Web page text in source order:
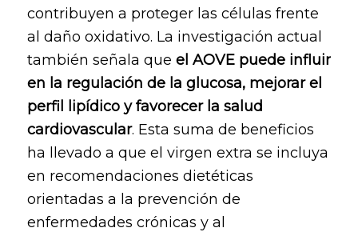
contribuyen a proteger las células frente
al daño oxidativo. La investigación actual
también señala que el AOVE puede influir
en la regulación de la glucosa, mejorar el
perfil lipídico y favorecer la salud
cardiovascular. Esta suma de beneficios
ha llevado a que el virgen extra se incluya
en recomendaciones dietéticas
orientadas a la prevención de
enfermedades crónicas y al